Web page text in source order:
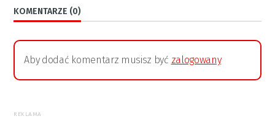
KOMENTARZE (0)
Aby dodać komentarz musisz być zalogowany
REKLAMA